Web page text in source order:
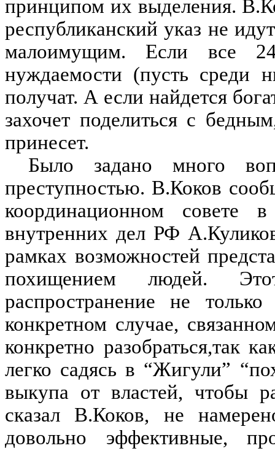
принципом их выделения.
республиканский указ не
малоимущим. Если все
нуждаемости (пусть среди
получат. А если найдется
захочет поделиться с
принесет.
Было задано много
преступностью. В.Коков
координационном совете
внутренних дел РФ
рамках возможностей
похищением людей.
распространение не
конкретном случае,
конкретно разобраться,так
легко садясь в “Жигули”
выкупа от властей, чтобы
сказал В.Коков, не
довольно эффективные,